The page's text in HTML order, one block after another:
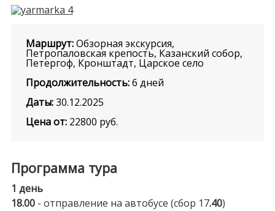
Маршрут: Обзорная экскурсия,
Петропаловская крепость, Казанский собор,
Петергоф, Кронштадт, Царское село
Продолжительность: 6 дней
Даты: 30.12.2025
Цена от: 22800 руб.
Программа тура
1 день
18.00- отправление на автобусе (сбор 17.40)